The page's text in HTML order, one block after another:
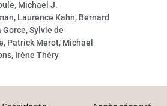
Michael J.
Laurence Kahn, Bernard
Gorce, Sylvie de
Patrick Merot, Michael
Irène Théry